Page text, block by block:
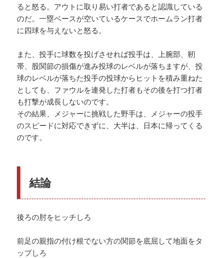
ると怒る。アウトに取り易い打者であると認識している
のだ。一塁ベースが空いているケースでホームラン打者
に四球を与えないと怒る。
また、投手に球数を投げさせれば投手は、上腕部、靭
帯、股関節の損傷が進み投球のレベルが落ちますが、投
球のレベルが落ちた投手の投球からヒットを積み重ねた
としても、ファウルを連発した打者もその後を打つ打者
も打撃が成長しないのです。
その結果、メジャーに挑戦した野手は、メジャーの投手
のスピードに対応できずに、大半は、日本に帰ってくる
のです。
結論
後ろの肘をヒッチしろ
前足の親指の付け根でない方の関節を底屈して地面をタ
ップしろ